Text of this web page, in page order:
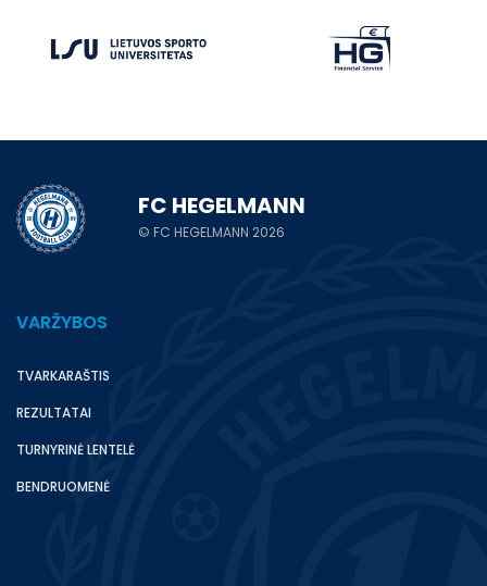
FC HEGELMANN
© FC HEGELMANN 2026
VARŽYBOS
TVARKARAŠTIS
REZULTATAI
TURNYRINĖ LENTELĖ
BENDRUOMENĖ